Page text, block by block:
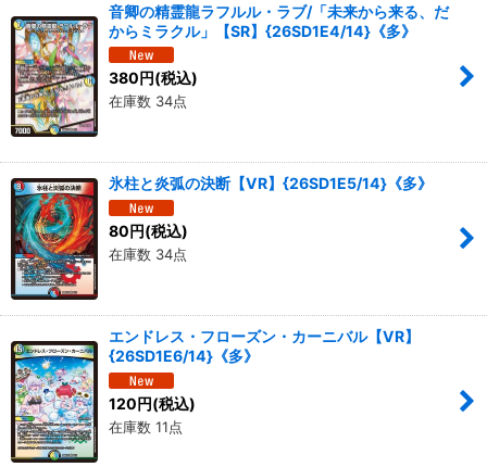
音卿の精霊龍ラフルル・ラブ/「未来から来る、だ
からミラクル」【SR】{26SD1E4/14}《多》
380円(税込)
在庫数 34点
氷柱と炎弧の決断【VR】{26SD1E5/14}《多》
80円(税込)
在庫数 34点
エンドレス・フローズン・カーニバル【VR】
{26SD1E6/14}《多》
120円(税込)
在庫数 11点